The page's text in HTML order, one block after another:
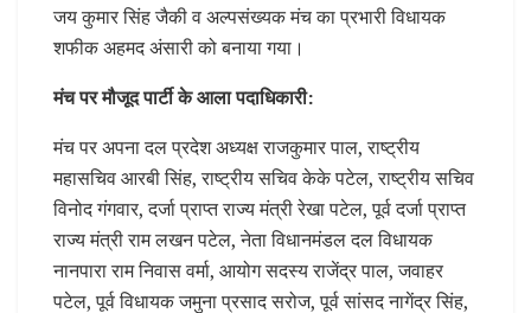
जय कुमार सिंह जैकी व अल्पसंख्यक मंच का प्रभारी विधायक
शफीक अहमद अंसारी को बनाया गया।
मंच पर मौजूद पार्टी के आला पदाधिकारी:
मंच पर अपना दल प्रदेश अध्यक्ष राजकुमार पाल, राष्ट्रीय
महासचिव आरबी सिंह, राष्ट्रीय सचिव केके पटेल, राष्ट्रीय सचिव
विनोद गंगवार, दर्जा प्राप्त राज्य मंत्री रेखा पटेल, पूर्व दर्जा प्राप्त
राज्य मंत्री राम लखन पटेल, नेता विधानमंडल दल विधायक
नानपारा राम निवास वर्मा, आयोग सदस्य राजेंद्र पाल, जवाहर
पटेल, पूर्व विधायक जमुना प्रसाद सरोज, पूर्व सांसद नागेंद्र सिंह,